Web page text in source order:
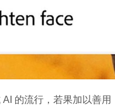
AI 的流行，若果加以善